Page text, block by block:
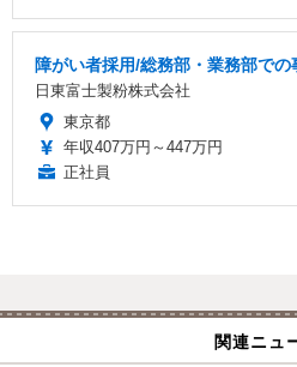
障がい者採用/総務部・業務部で
日東富士製粉株式会社
東京都
年収407万円～447万円
正社員
関連ニュ